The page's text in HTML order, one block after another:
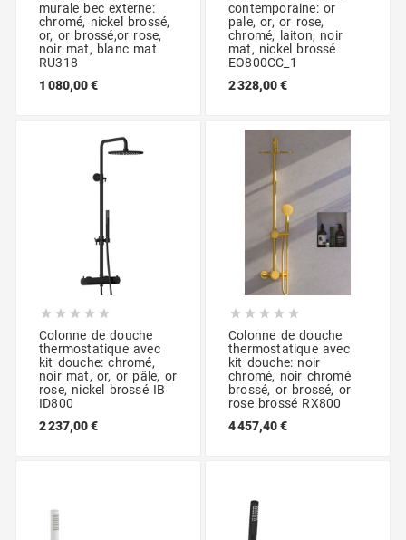
murale bec externe:
chromé, nickel brossé,
or, or brossé,or rose,
noir mat, blanc mat
RU318
1 080,00 €
contemporaine: or
pale, or, or rose,
chromé, laiton, noir
mat, nickel brossé
EO800CC_1
2 328,00 €
    
Colonne de douche
thermostatique avec
kit douche: chromé,
noir mat, or, or pâle, or
rose, nickel brossé IB
ID800
2 237,00 €
    
Colonne de douche
thermostatique avec
kit douche: noir
chromé, noir chromé
brossé, or brossé, or
rose brossé RX800
4 457,40 €